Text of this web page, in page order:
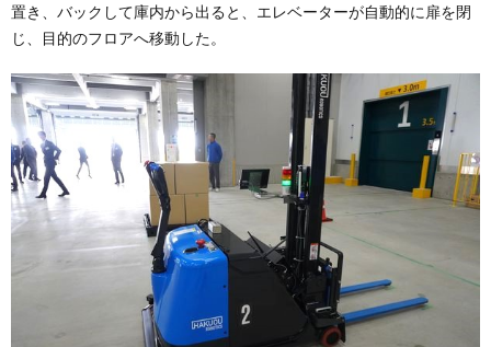
置き、バックして庫内から出ると、エレベーターが自動的に扉を閉
じ、目的のフロアへ移動した。